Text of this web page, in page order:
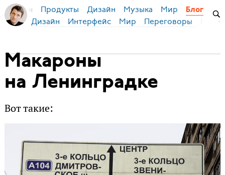
Бирман Продукты Дизайн Музыка Мир Блог
Дизайн Интерфейс Мир Переговоры
Макароны
на Ленинградке
Вот такие: